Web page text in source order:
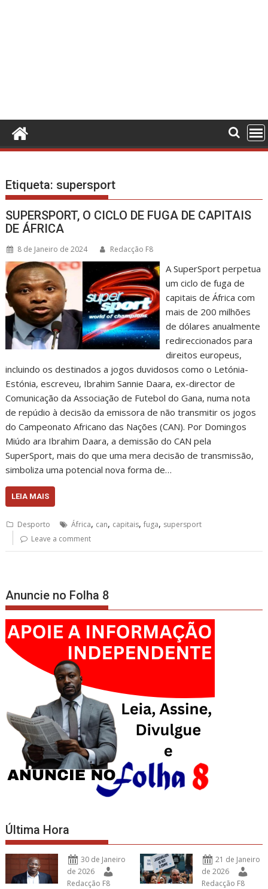
Etiqueta: supersport
SUPERSPORT, O CICLO DE FUGA DE CAPITAIS
DE ÁFRICA
8 de Janeiro de 2024 Redacção F8
A SuperSport perpetua
um ciclo de fuga de
capitais de África com
mais de 200 milhões
de dólares anualmente
redireccionados para
direitos europeus,
incluindo os destinados a jogos duvidosos como o Letónia-
Estónia, escreveu, Ibrahim Sannie Daara, ex-director de
Comunicação da Associação de Futebol do Gana, numa nota
de repúdio à decisão da emissora de não transmitir os jogos
do Campeonato Africano das Nações (CAN). Por Domingos
Miúdo ara Ibrahim Daara, a demissão do CAN pela
SuperSport, mais do que uma mera decisão de transmissão,
simboliza uma potencial nova forma de…
LEIA MAIS
Desporto África, can, capitais,fuga, supersport
Leave a comment
Anuncie no Folha 8
Última Hora
30 de Janeiro
de 2026
Redacção F8
21 de Janeiro
de 2026
Redacção F8